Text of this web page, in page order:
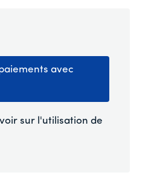
avec
sur l'utilisation de